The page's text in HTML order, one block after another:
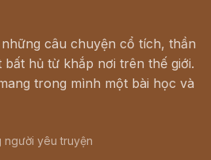
câu chuyện cổ tích, thần
hủ từ khắp nơi trên thế giới.
trong mình một bài học và
người yêu truyện